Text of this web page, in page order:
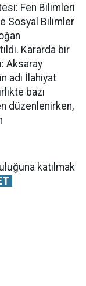
Fen Bilimleri
Sosyal Bilimler
Kararda bir
Aksaray
adı İlahiyat
bazı
düzenlenirken,
katılmak